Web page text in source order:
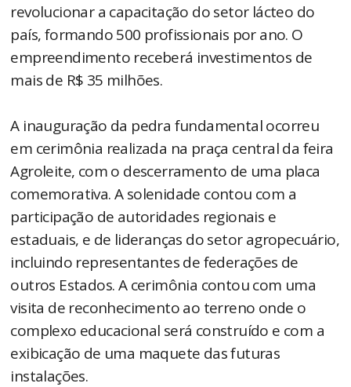
revolucionar a capacitação do setor lácteo do
país, formando 500 profissionais por ano. O
empreendimento receberá investimentos de
mais de R$ 35 milhões.
A inauguração da pedra fundamental ocorreu
em cerimônia realizada na praça central da feira
Agroleite, com o descerramento de uma placa
comemorativa. A solenidade contou com a
participação de autoridades regionais e
estaduais, e de lideranças do setor agropecuário,
incluindo representantes de federações de
outros Estados. A cerimônia contou com uma
visita de reconhecimento ao terreno onde o
complexo educacional será construído e com a
exibicação de uma maquete das futuras
instalações.